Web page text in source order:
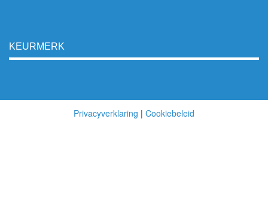
KEURMERK
Privacyverklaring | Cookiebeleid